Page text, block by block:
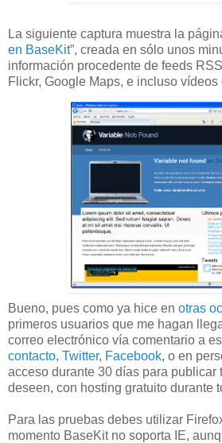
La siguiente captura muestra la
en BaseKit”, creada en sólo unos
información procedente de feeds
Flickr, Google Maps, e incluso vídeos
Bueno, pues como ya hice en otras
primeros usuarios que me hagan
correo electrónico vía comentario a
contacto, Twitter, Facebook, o en
acceso durante 30 días para publicar
deseen, con hosting gratuito durante
Para las pruebas debes utilizar
momento BaseKit no soporta IE,